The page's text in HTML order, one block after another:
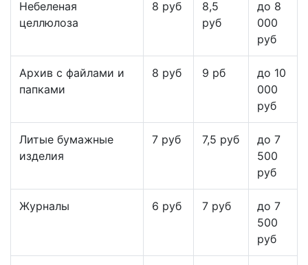
Небеленая
целлюлоза
8 руб
8,5
руб
до 8
000
руб
Архив с файлами и
папками
8 руб 9 рб
до 10
000
руб
Литые бумажные
изделия
7 руб 7,5 руб
до 7
500
руб
Журналы 6 руб 7 руб
до 7
500
руб